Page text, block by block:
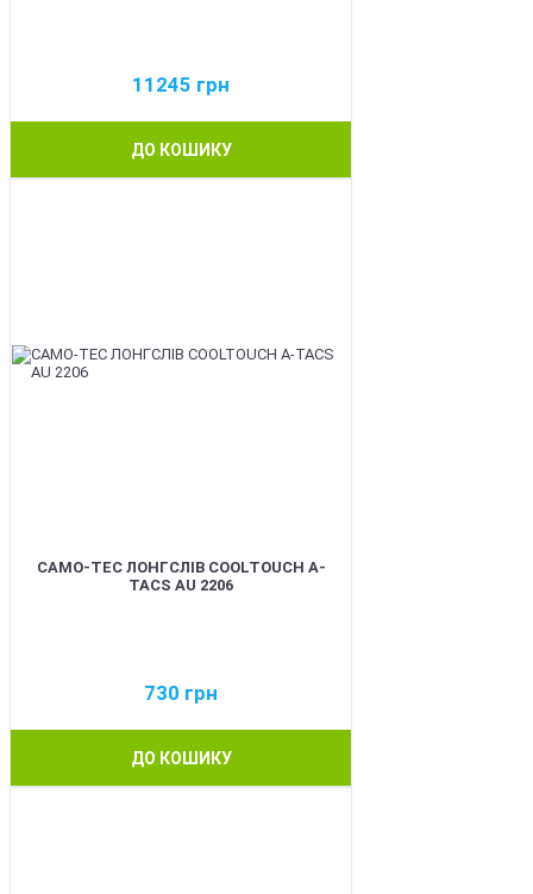
11245 грн
ДО КОШИКУ
CAMO-TEC ЛОНГСЛІВ COOLTOUCH A-
TACS AU 2206
730 грн
ДО КОШИКУ